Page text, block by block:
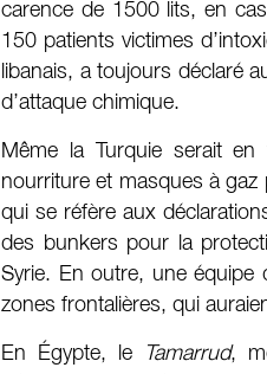
carence de 1500 lits, en
150 patients victimes
libanais, a toujours déclaré
d’attaque chimique.
Même la Turquie serait
nourriture et masques à gaz
qui se réfère aux
des bunkers pour la
Syrie. En outre, une équipe
zones frontalières, qui
En Égypte, le Tamarrud,